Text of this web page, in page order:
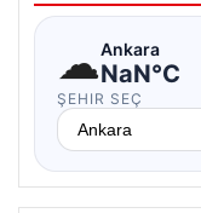
☁Ankara
NaN°C
ŞEHIR SEÇ